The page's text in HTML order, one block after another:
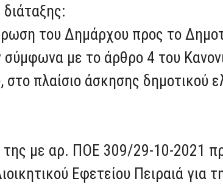
του Δημάρχου προς το
με το άρθρο 4 του
στο πλαίσιο άσκησης δημοτικού
με αρ. ΠΟΕ 309/29-10-2021
Εφετείου Πειραιά για